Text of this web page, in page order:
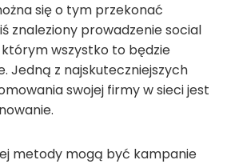
się o tym przekonać
znaleziony prowadzenie social
wszystko to będzie
Jedną z najskuteczniejszych
swojej firmy w sieci jest
metody mogą być kampanie